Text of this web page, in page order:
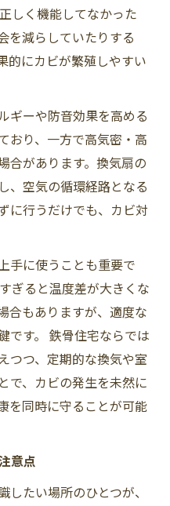
しく機能してなかった
を減らしていたり​​する
的にカビが繁殖しやすい
ギーや防音効果を高める
おり、一方で高気密・高
合があります。換気扇の
、空気の循環経路となる
に行うだけでも、カビ対
手に使うことも重要で
ぎると温度差が大きくな
合もありますが、適度な
です。 鉄骨住宅ならでは
つつ、定期的な換気や室
で、カビの発生を未然に
を同時に守ることが可能
意点
たい場所のひとつが、